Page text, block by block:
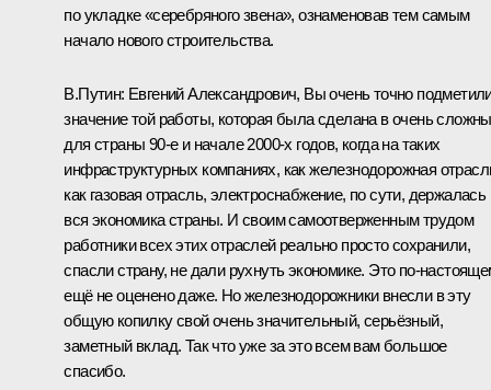
по укладке «серебряного звена», ознаменовав тем самым
начало нового строительства.
В.Путин: Евгений Александрович, Вы очень точно
значение той работы, которая была сделана в очень
для страны 90-е и начале 2000-х годов, когда на таких
инфраструктурных компаниях, как железнодорожная
как газовая отрасль, электроснабжение, по сути, держалась
вся экономика страны. И своим самоотверженным трудом
работники всех этих отраслей реально просто сохранили,
спасли страну, не дали рухнуть экономике. Это
ещё не оценено даже. Но железнодорожники внесли в эту
общую копилку свой очень значительный, серьёзный,
заметный вклад. Так что уже за это всем вам большое
спасибо.